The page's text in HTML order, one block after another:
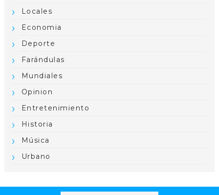
Locales
Economia
Deporte
Farándulas
Mundiales
Opinion
Entretenimiento
Historia
Música
Urbano